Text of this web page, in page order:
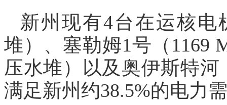
新州现有4台在运核电
堆）、塞勒姆1号（1169
压水堆）以及奥伊斯特河
满足新州约38.5%的电力